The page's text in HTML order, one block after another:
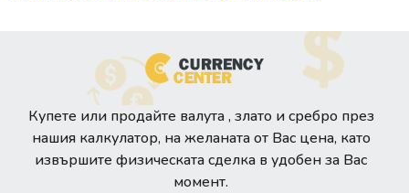
Купете или продайте валута , злато и сребро през
нашия калкулатор, на желаната от Вас цена, като
извършите физическата сделка в удобен за Вас
момент.